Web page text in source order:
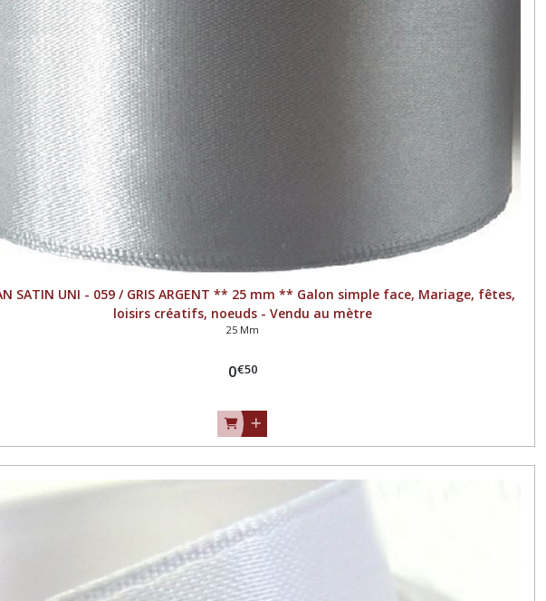
SATIN UNI - 059 / GRIS ARGENT ** 25 mm ** Galon simple face, Mariage, fêtes,
loisirs créatifs, noeuds - Vendu au mètre
25 Mm
0€50